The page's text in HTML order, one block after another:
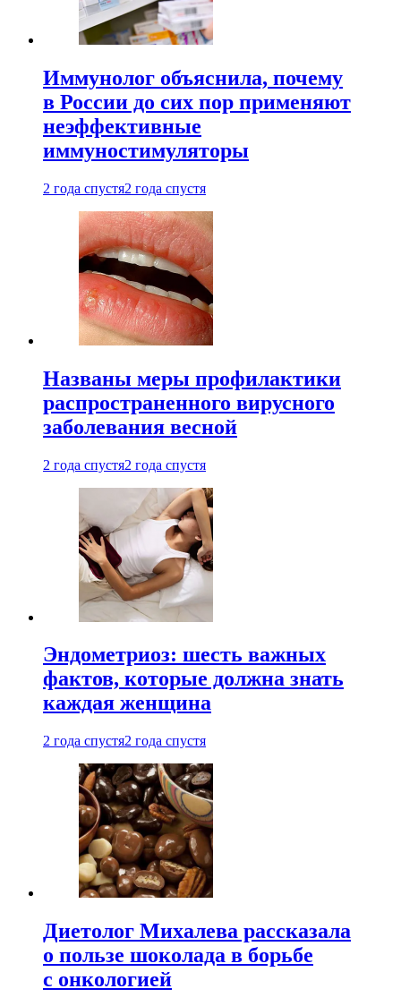
Иммунолог объяснила, почему
в России до сих пор применяют
неэффективные
иммуностимуляторы
2 года спустя2 года спустя
Названы меры профилактики
распространенного вирусного
заболевания весной
2 года спустя2 года спустя
Эндометриоз: шесть важных
фактов, которые должна знать
каждая женщина
2 года спустя2 года спустя
Диетолог Михалева рассказала
о пользе шоколада в борьбе
с онкологией